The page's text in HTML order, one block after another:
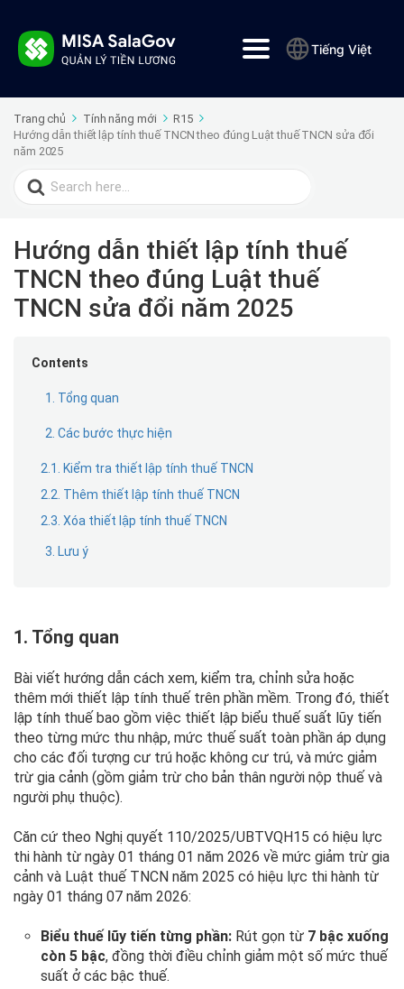
Tiếng Việt
Trang chủ Tính năng mới
R15
Hướng dẫn thiết lập tính thuế TNCN theo đúng Luật thuế TNCN sửa đổi
năm 2025
Search
for:
Hướng dẫn thiết lập tính thuế
TNCN theo đúng Luật thuế
TNCN sửa đổi năm 2025
Contents
1. Tổng quan
2. Các bước thực hiện
2.1. Kiểm tra thiết lập tính thuế TNCN
2.2. Thêm thiết lập tính thuế TNCN
2.3. Xóa thiết lập tính thuế TNCN
3. Lưu ý
1. Tổng quan
Bài viết hướng dẫn cách xem, kiểm tra, chỉnh sửa hoặc
thêm mới thiết lập tính thuế trên phần mềm. Trong đó, thiết
lập tính thuế bao gồm việc thiết lập biểu thuế suất lũy tiến
theo từng mức thu nhập, mức thuế suất toàn phần áp dụng
cho các đối tượng cư trú hoặc không cư trú, và mức giảm
trừ gia cảnh (gồm giảm trừ cho bản thân người nộp thuế và
người phụ thuộc).
Căn cứ theo Nghị quyết 110/2025/UBTVQH15 có hiệu lực
thi hành từ ngày 01 tháng 01 năm 2026 về mức giảm trừ gia
cảnh và Luật thuế TNCN năm 2025 có hiệu lực thi hành từ
ngày 01 tháng 07 năm 2026:
Biểu thuế lũy tiến từng phần: Rút gọn từ 7 bậc xuống
còn 5 bậc, đồng thời điều chỉnh giảm một số mức thuế
suất ở các bậc thuế.